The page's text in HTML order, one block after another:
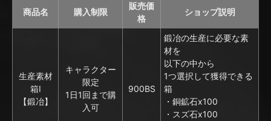
商品名 購入制限
販売価
格
ショップ説明
生産素材
箱I
【鍛冶】
キャラクター
限定
1日1回まで購
入可
900BS
鍛冶の生産に必要な素
材を
以下の中から
1つ選択して獲得できる
箱
・銅鉱石x100
・スズ石x100